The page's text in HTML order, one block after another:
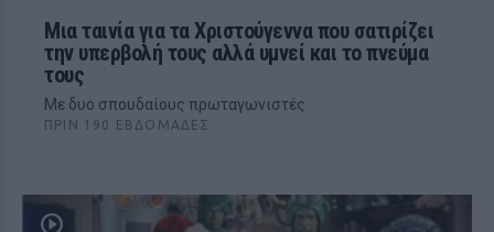
Μια ταινία για τα Χριστούγεννα που σατιρίζει
την υπερβολή τους αλλά υμνεί και το πνεύμα
τους
Με δυο σπουδαίους πρωταγωνιστές
ΠΡΙΝ 190 ΕΒΔΟΜΆΔΕΣ